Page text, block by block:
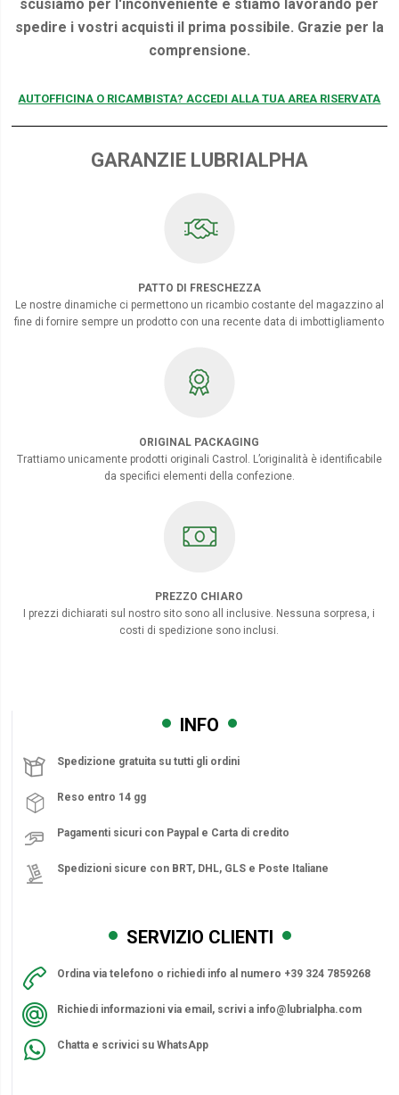
scusiamo per l'inconveniente e stiamo lavorando per
spedire i vostri acquisti il prima possibile. Grazie per la
comprensione.
AUTOFFICINA O RICAMBISTA? ACCEDI ALLA TUA AREA RISERVATA
GARANZIE LUBRIALPHA
PATTO DI FRESCHEZZA
Le nostre dinamiche ci permettono un ricambio costante del magazzino al
fine di fornire sempre un prodotto con una recente data di imbottigliamento
ORIGINAL PACKAGING
Trattiamo unicamente prodotti originali Castrol. L’originalità è identificabile
da specifici elementi della confezione.
PREZZO CHIARO
I prezzi dichiarati sul nostro sito sono all inclusive. Nessuna sorpresa, i
costi di spedizione sono inclusi.
INFO
Spedizione gratuita su tutti gli ordini
Reso entro 14 gg
Pagamenti sicuri con Paypal e Carta di credito
Spedizioni sicure con BRT, DHL, GLS e Poste Italiane
SERVIZIO CLIENTI
Ordina via telefono o richiedi info al numero +39 324 7859268
Richiedi informazioni via email, scrivi a info@lubrialpha.com
Chatta e scrivici su WhatsApp